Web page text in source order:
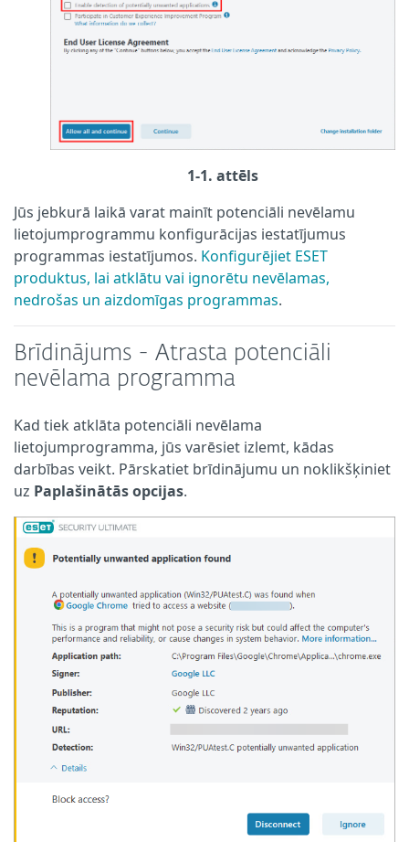
1-1. attēls
Jūs jebkurā laikā varat mainīt potenciāli nevēlamu
lietojumprogrammu konfigurācijas iestatījumus
programmas iestatījumos. Konfigurējiet ESET
produktus, lai atklātu vai ignorētu nevēlamas,
nedrošas un aizdomīgas programmas.
Brīdinājums - Atrasta potenciāli
nevēlama programma
Kad tiek atklāta potenciāli nevēlama
lietojumprogramma, jūs varēsiet izlemt, kādas
darbības veikt. Pārskatiet brīdinājumu un noklikšķiniet
uz Paplašinātās opcijas.